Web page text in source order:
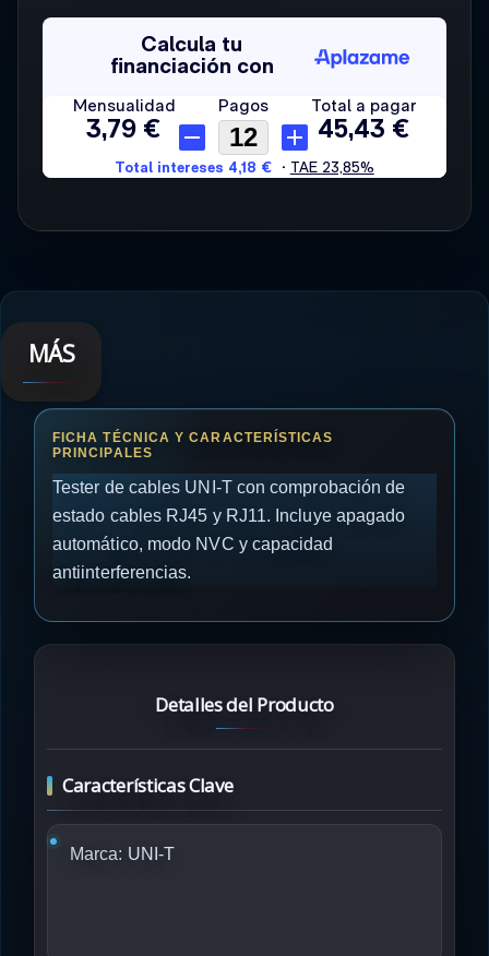
MÁS
Tester de cables UNI-T con comprobación de
estado cables RJ45 y RJ11. Incluye apagado
automático, modo NVC y capacidad
antiinterferencias.
Detalles del Producto
Características Clave
Marca: UNI-T